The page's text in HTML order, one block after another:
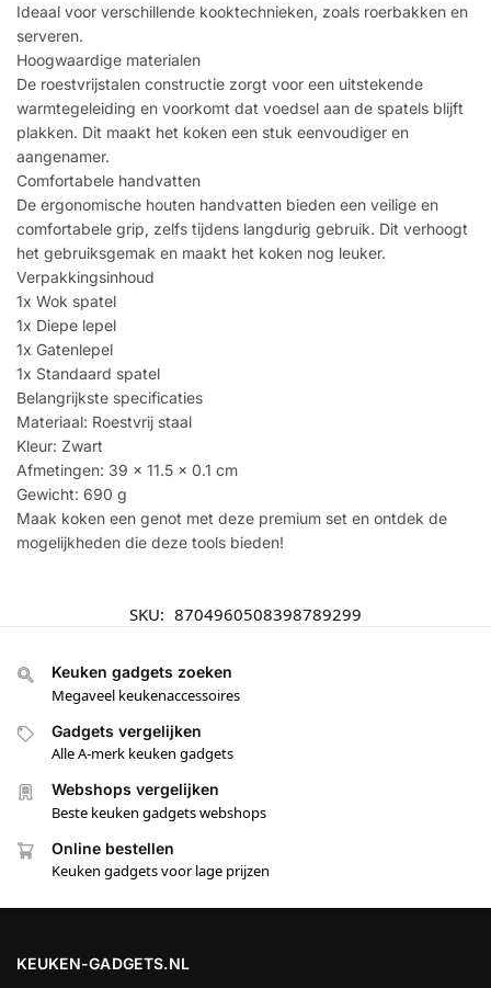
Ideaal voor verschillende kooktechnieken, zoals roerbakken en
serveren.
Hoogwaardige materialen
De roestvrijstalen constructie zorgt voor een uitstekende
warmtegeleiding en voorkomt dat voedsel aan de spatels blijft
plakken. Dit maakt het koken een stuk eenvoudiger en
aangenamer.
Comfortabele handvatten
De ergonomische houten handvatten bieden een veilige en
comfortabele grip, zelfs tijdens langdurig gebruik. Dit verhoogt
het gebruiksgemak en maakt het koken nog leuker.
Verpakkingsinhoud
1x Wok spatel
1x Diepe lepel
1x Gatenlepel
1x Standaard spatel
Belangrijkste specificaties
Materiaal: Roestvrij staal
Kleur: Zwart
Afmetingen: 39 x 11.5 x 0.1 cm
Gewicht: 690 g
Maak koken een genot met deze premium set en ontdek de
mogelijkheden die deze tools bieden!
SKU: 8704960508398789299
Keuken gadgets zoeken
Megaveel keukenaccessoires
Gadgets vergelijken
Alle A-merk keuken gadgets
Webshops vergelijken
Beste keuken gadgets webshops
Online bestellen
Keuken gadgets voor lage prijzen
KEUKEN-GADGETS.NL